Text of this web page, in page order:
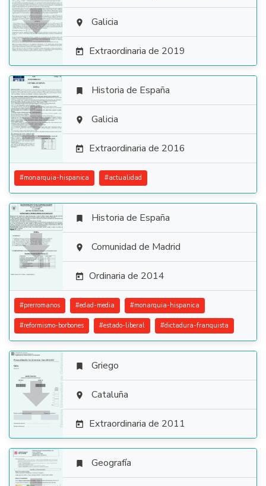
  Galicia
 Extraordinaria de 2019

 Historia de España
 Galicia
 Extraordinaria de 2016
#monarquia-hispanica #actualidad

 Historia de España
 Comunidad de Madrid
 Ordinaria de 2014
#prerromanos #edad-media #monarquia-hispanica
#reformismo-borbones #estado-liberal #dictadura-franquista

 Griego
 Cataluña
 Extraordinaria de 2011
 Geografía